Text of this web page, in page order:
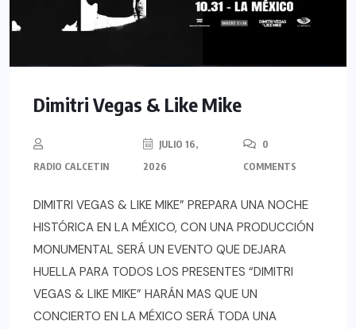
Dimitri Vegas & Like Mike
RADIO CALCETIN
JULIO 16,
2026
0
COMMENTS
DIMITRI VEGAS & LIKE MIKE” PREPARA UNA NOCHE
HISTÓRICA EN LA MÉXICO, CON UNA PRODUCCIÓN
MONUMENTAL SERÁ UN EVENTO QUE DEJARA
HUELLA PARA TODOS LOS PRESENTES “DIMITRI
VEGAS & LIKE MIKE” HARÁN MAS QUE UN
CONCIERTO EN LA MÉXICO SERÁ TODA UNA